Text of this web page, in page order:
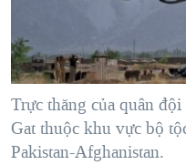
ĐỜI SỐNG
KINH TẾ
KHOA HỌC
SỨC KHOẺ
MỘT NĂM CHIẾN
GIẢI MÃ VÀNH ĐAI &
NGÀY TỊ NẠN THẾ GIỚI
NGHE
MẠNG XÃ HỘI
Trực thăng của quân
Gat thuộc khu vực bộ
Pakistan-Afghanistan.